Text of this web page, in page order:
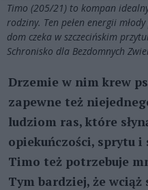
Timo (205/21) to kompan
rodziny. Ten pełen energii
dom czeka w szczecińskim
Schronisko dla Bezdomnych
Drzemie w nim krew
zapewne też
ludziom ras, które
opiekuńczości, sprytu i
Timo też potrzebuje
Tym bardziej, że wciąż